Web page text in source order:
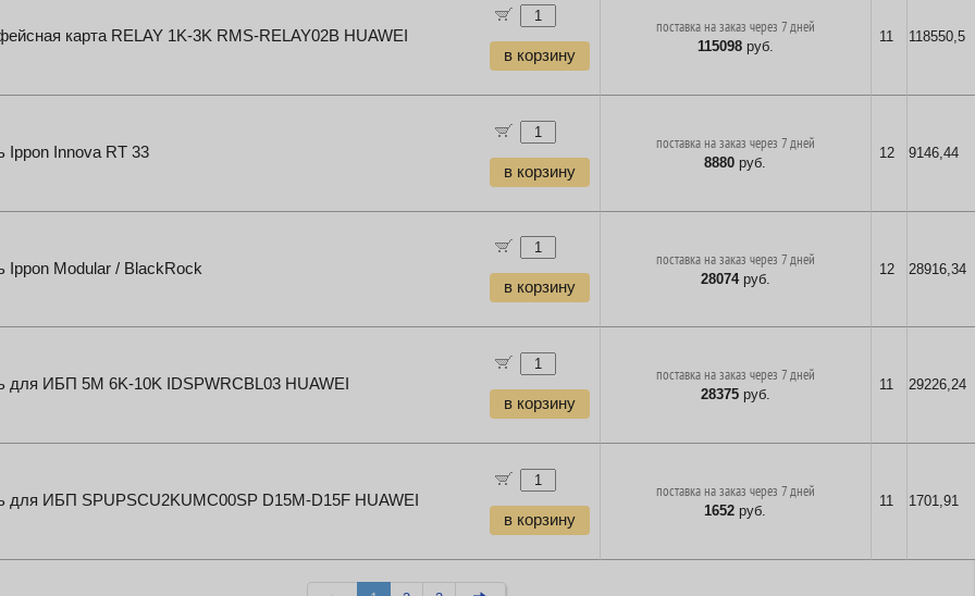
карта RELAY 1K-3K RMS-RELAY02B HUAWEI
в корзину
поставка на заказ через 7 дней
115098руб.
11 118550,5
Ippon Innova RT 33
в корзину
поставка на заказ через 7 дней
8880 руб.
12 9146,44
Ippon Modular / BlackRock
в корзину
поставка на заказ через 7 дней
28074руб.
12 28916,34
для ИБП 5M 6K-10K IDSPWRCBL03 HUAWEI
в корзину
поставка на заказ через 7 дней
28375руб.
11 29226,24
для ИБП SPUPSCU2KUMC00SP D15M-D15F HUAWEI
в корзину
поставка на заказ через 7 дней
1652 руб.
11 1701,91